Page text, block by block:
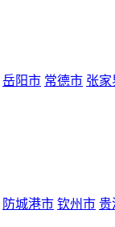
岳阳市 常德市 张家
防城港市 钦州市 贵